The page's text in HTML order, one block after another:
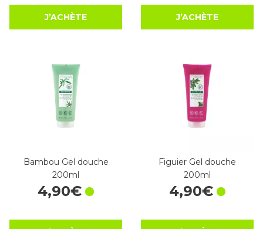
J’ACHÈTE J’ACHÈTE
Bambou Gel douche
200ml
4,90€
Figuier Gel douche
200ml
4,90€